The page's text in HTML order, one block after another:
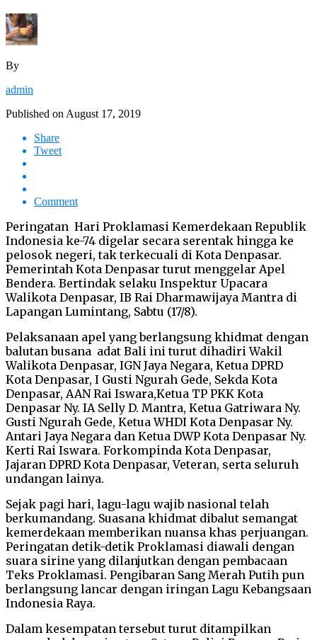
By
admin
Published on August 17, 2019
Share
Tweet
Comment
Peringatan Hari Proklamasi Kemerdekaan Republik
Indonesia ke-74 digelar secara serentak hingga ke
pelosok negeri, tak terkecuali di Kota Denpasar.
Pemerintah Kota Denpasar turut menggelar Apel
Bendera. Bertindak selaku Inspektur Upacara
Walikota Denpasar, IB Rai Dharmawijaya Mantra di
Lapangan Lumintang, Sabtu (17/8).
Pelaksanaan apel yang berlangsung khidmat dengan
balutan busana adat Bali ini turut dihadiri Wakil
Walikota Denpasar, IGN Jaya Negara, Ketua DPRD
Kota Denpasar, I Gusti Ngurah Gede, Sekda Kota
Denpasar, AAN Rai Iswara,Ketua TP PKK Kota
Denpasar Ny. IA Selly D. Mantra, Ketua Gatriwara Ny.
Gusti Ngurah Gede, Ketua WHDI Kota Denpasar Ny.
Antari Jaya Negara dan Ketua DWP Kota Denpasar Ny.
Kerti Rai Iswara. Forkompinda Kota Denpasar,
Jajaran DPRD Kota Denpasar, Veteran, serta seluruh
undangan lainya.
Sejak pagi hari, lagu-lagu wajib nasional telah
berkumandang. Suasana khidmat dibalut semangat
kemerdekaan memberikan nuansa khas perjuangan.
Peringatan detik-detik Proklamasi diawali dengan
suara sirine yang dilanjutkan dengan pembacaan
Teks Proklamasi. Pengibaran Sang Merah Putih pun
berlangsung lancar dengan iringan Lagu Kebangsaan
Indonesia Raya.
Dalam kesempatan tersebut turut ditampilkan